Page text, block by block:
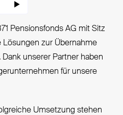
Pensionsfonds AG mit Sitz
Lösungen zur Übernahme
unserer Partner haben
für unsere
Umsetzung stehen